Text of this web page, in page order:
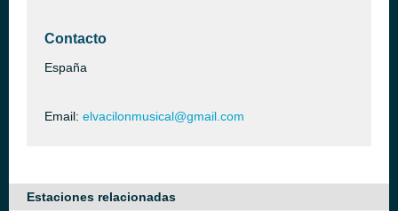
Contacto
España
Email: elvacilonmusical@gmail.com
Estaciones relacionadas